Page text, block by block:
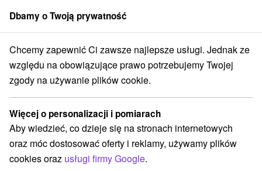
członek grupySorger
Západné Slovensko Trenčiansky kraj Trenčianske Teplice
Hotele na Slovacji Trenčianske
Teplice
Kategorie
Wszystkie kategorie
Hotele na Slovacji
Dbamy o Twoją prywatność
Chcemy zapewnić Ci zawsze najlepsze usługi. Jednak ze
względu na obowiązujące prawo potrzebujemy Twojej
zgody na używanie plików cookie.
Więcej o personalizacji i pomiarach
Aby wiedzieć, co dzieje się na stronach internetowych
oraz móc dostosować oferty i reklamy, używamy plików
cookies oraz usługi firmy Google.